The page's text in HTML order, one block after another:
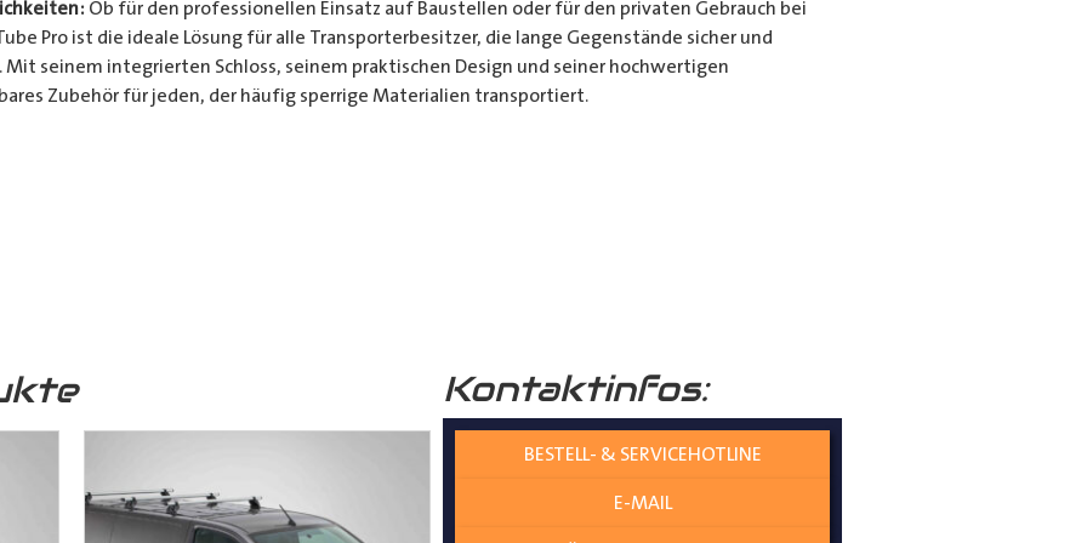
Ob für den professionellen Einsatz auf Baustellen oder für den privaten Gebrauch bei
Pro ist die ideale Lösung für alle Transporterbesitzer, die lange Gegenstände sicher und
seinem integrierten Schloss, seinem praktischen Design und seiner hochwertigen
Zubehör für jeden, der häufig sperrige Materialien transportiert.
Design, seinem integrierten Schloss und seiner vielseitigen Anwendung ist es die ultimative
Verfügung. Kontaktinfos:
BESTELL- & SERVICEHOTLINE
E-MAIL